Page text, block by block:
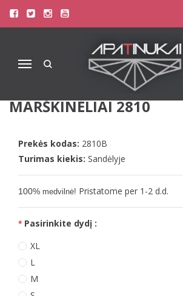
Navigacija
Pagrindinis
Apatinis Trikotažas Vyrams
Apatiniai Marškinėliai Vyrams
DOREANSE VYRIŠKI JUODI
MEDVILNINIAI APATINIAI
MARŠKINĖLIAI 2810
Prekės kodas: 2810B
Turimas kiekis: Sandėlyje
100% medvilnė! Pristatome per 1-2 d.d.
Pasirinkite dydį :
XL
L
M